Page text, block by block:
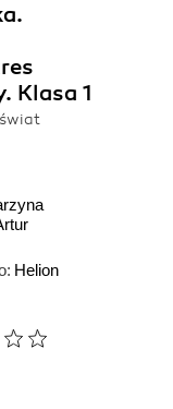
Klasa 1
Helion